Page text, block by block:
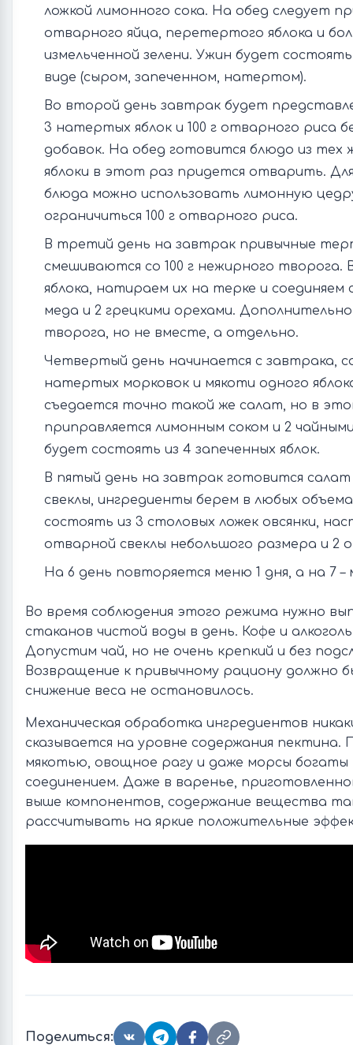
ложкой лимонного сока. На обед следует
отварного яйца, перетертого яблока и
измельченной зелени. Ужин будет
виде (сыром, запеченном, натертом).
Во второй день завтрак будет
3 натертых яблок и 100 г отварного риса
добавок. На обед готовится блюдо из тех
яблоки в этот раз придется отварить. Для
блюда можно использовать лимонную
ограничиться 100 г отварного риса.
В третий день на завтрак привычные
смешиваются со 100 г нежирного творога.
яблока, натираем их на терке и соединяем
меда и 2 грецкими орехами.
творога, но не вместе, а отдельно.
Четвертый день начинается с завтрака,
натертых морковок и мякоти одного
съедается точно такой же салат, но в
приправляется лимонным соком и 2
будет состоять из 4 запеченных яблок.
В пятый день на завтрак готовится салат
свеклы, ингредиенты берем в любых
состоять из 3 столовых ложек овсянки,
отварной свеклы небольшого размера и 2
На 6 день повторяется меню 1 дня, а на 7 –
Во время соблюдения этого режима нужно
стаканов чистой воды в день. Кофе и
Допустим чай, но не очень крепкий и без
Возвращение к привычному рациону должно
снижение веса не остановилось.
Механическая обработка ингредиентов
сказывается на уровне содержания пектина.
мякотью, овощное рагу и даже морсы богаты
соединением. Даже в варенье,
выше компонентов, содержание вещества
рассчитывать на яркие положительные
Поделиться: